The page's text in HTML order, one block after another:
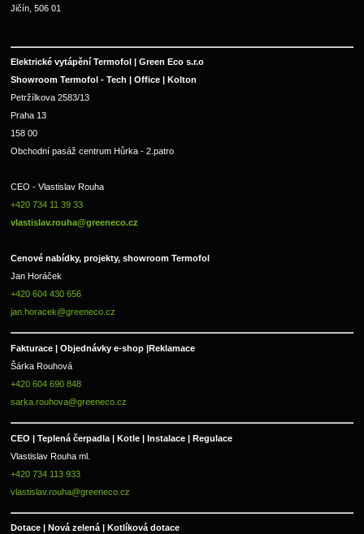
Jičín, 506 01
Elektrické vytápění Termofol | Green Eco s.r.o
Showroom Termofol - Tech | Office | Kolton
Petržílkova 2583/13
Praha 13
158 00
Obchodní pasáž centrum Hůrka - 2.patro
CEO - Vlastislav Rouha
+420 734 11 39 33
vlastislav.rouha@greeneco.cz
Cenové nabídky, projekty, showroom Termofol
Jan Horáček
+420 604 430 656
jan.horacek@greeneco.cz
Fakturace | Objednávky e-shop |Reklamace
Šárka Rouhová
+420 604 690 848
sarka.rouhova@greeneco.cz
CEO | Teplená čerpadla | Kotle | Instalace | Regulace
Vlastislav Rouha ml.
+420 734 113 933
vlastislav.rouha@greeneco.cz
Dotace | Nová zelená | Kotlíková dotace